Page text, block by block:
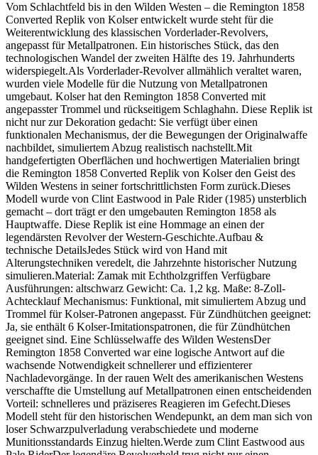
Vom Schlachtfeld bis in den Wilden Westen – die Remington 1858
Converted Replik von Kolser entwickelt wurde steht für die
Weiterentwicklung des klassischen Vorderlader-Revolvers,
angepasst für Metallpatronen. Ein historisches Stück, das den
technologischen Wandel der zweiten Hälfte des 19. Jahrhunderts
widerspiegelt.Als Vorderlader-Revolver allmählich veraltet waren,
wurden viele Modelle für die Nutzung von Metallpatronen
umgebaut. Kolser hat den Remington 1858 Converted mit
angepasster Trommel und rückseitigem Schlaghahn. Diese Replik ist
nicht nur zur Dekoration gedacht: Sie verfügt über einen
funktionalen Mechanismus, der die Bewegungen der Originalwaffe
nachbildet, simuliertem Abzug realistisch nachstellt.Mit
handgefertigten Oberflächen und hochwertigen Materialien bringt
die Remington 1858 Converted Replik von Kolser den Geist des
Wilden Westens in seiner fortschrittlichsten Form zurück.Dieses
Modell wurde von Clint Eastwood in Pale Rider (1985) unsterblich
gemacht – dort trägt er den umgebauten Remington 1858 als
Hauptwaffe. Diese Replik ist eine Hommage an einen der
legendärsten Revolver der Western-Geschichte.Aufbau &
technische DetailsJedes Stück wird von Hand mit
Alterungstechniken veredelt, die Jahrzehnte historischer Nutzung
simulieren.Material: Zamak mit Echtholzgriffen Verfügbare
Ausführungen: altschwarz Gewicht: Ca. 1,2 kg. Maße: 8-Zoll-
Achtecklauf Mechanismus: Funktional, mit simuliertem Abzug und
Trommel für Kolser-Patronen angepasst. Für Zündhütchen geeignet:
Ja, sie enthält 6 Kolser-Imitationspatronen, die für Zündhütchen
geeignet sind. Eine Schlüsselwaffe des Wilden WestensDer
Remington 1858 Converted war eine logische Antwort auf die
wachsende Notwendigkeit schnellerer und effizienterer
Nachladevorgänge. In der rauen Welt des amerikanischen Westens
verschaffte die Umstellung auf Metallpatronen einen entscheidenden
Vorteil: schnelleres und präziseres Reagieren im Gefecht.Dieses
Modell steht für den historischen Wendepunkt, an dem man sich von
loser Schwarzpulverladung verabschiedete und moderne
Munitionsstandards Einzug hielten.Werde zum Clint Eastwood aus